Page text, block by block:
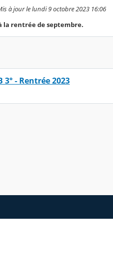
à jour le lundi 9 octobre 2023 16:06
la rentrée de septembre.
- Rentrée 2023